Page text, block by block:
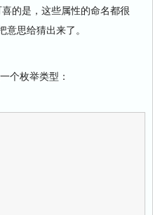
的是，这些属性的命名都很
思给猜出来了。
个枚举类型：